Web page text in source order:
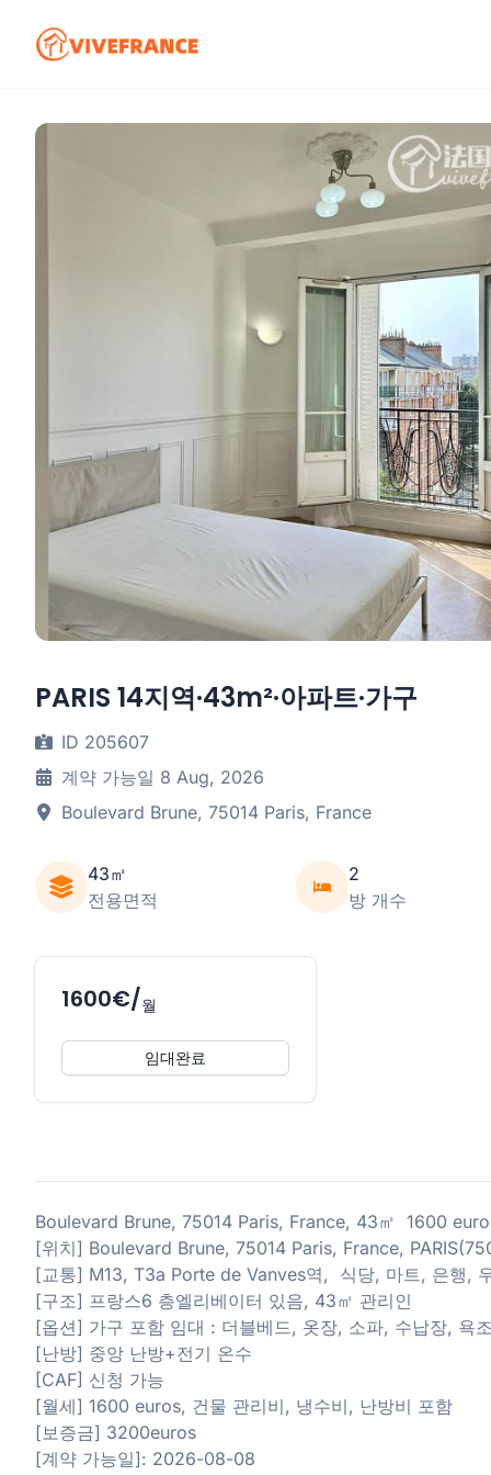
PARIS 14지역·43m²·아파트·가구
ID 205607
계약 가능일 8 Aug, 2026
Boulevard Brune, 75014 Paris, France
43㎡
전용면적
2
방 개수
1600€/월
임대완료
Boulevard Brune, 75014 Paris, France, 43㎡ 1600
[위치] Boulevard Brune, 75014 Paris, France,
[교통] M13, T3a Porte de Vanves역, 식당, 마트, 은행,
[구조] 프랑스6 층엘리베이터 있음, 43㎡ 관리인
[옵션] 가구 포함 임대 : 더블베드, 옷장, 소파, 수납장, 욕
[난방] 중앙 난방+전기 온수
[CAF] 신청 가능
[월세] 1600 euros, 건물 관리비, 냉수비, 난방비 포함
[보증금] 3200euros
[계약 가능일]: 2026-08-08